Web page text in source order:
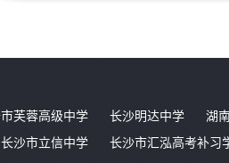
芙蓉高级中学 长沙明达中学 湖
长沙市立信中学 长沙市汇泓高考补习